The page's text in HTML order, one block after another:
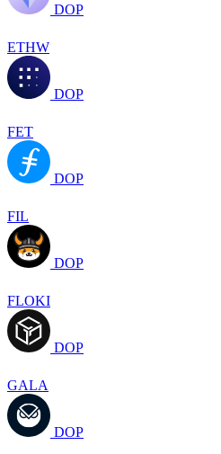
DOP
ETHW
DOP
FET
DOP
FIL
DOP
FLOKI
DOP
GALA
DOP